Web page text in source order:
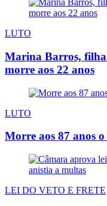
LUTO
Marina Barros,
morre aos 22 anos
LUTO
Morre aos 87 anos
LEI DO VETO E FRETE